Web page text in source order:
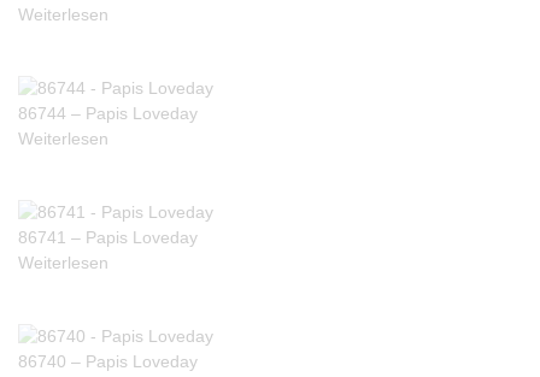
Weiterlesen
86744 – Papis Loveday
Weiterlesen
86741 – Papis Loveday
Weiterlesen
86740 – Papis Loveday